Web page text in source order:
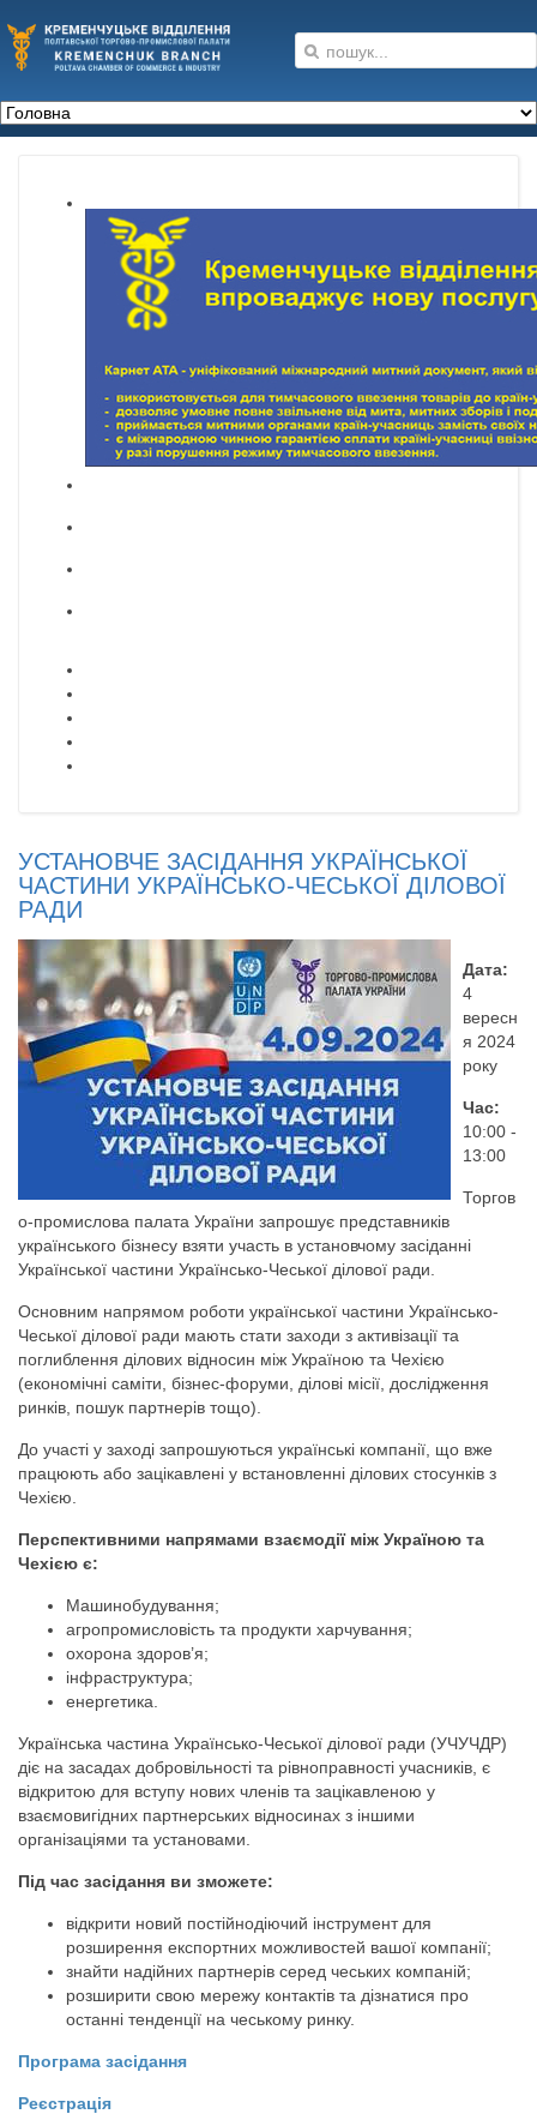
УСТАНОВЧЕ ЗАСІДАННЯ УКРАЇНСЬКОЇ
ЧАСТИНИ УКРАЇНСЬКО-ЧЕСЬКОЇ ДІЛОВОЇ
РАДИ
Дата:
4
вересн
я 2024
року
Час:
10:00 -
13:00
Торгов
о-промислова палата України запрошує представників
українського бізнесу взяти участь в установчому засіданні
Української частини Українсько-Чеської ділової ради.
Основним напрямом роботи української частини Українсько-
Чеської ділової ради мають стати заходи з активізації та
поглиблення ділових відносин між Україною та Чехією
(економічні саміти, бізнес-форуми, ділові місії, дослідження
ринків, пошук партнерів тощо).
До участі у заході запрошуються українські компанії, що вже
працюють або зацікавлені у встановленні ділових стосунків з
Чехією.
Перспективними напрямами взаємодії між Україною та
Чехією є:
Машинобудування;
агропромисловість та продукти харчування;
охорона здоров’я;
інфраструктура;
енергетика.
Українська частина Українсько-Чеської ділової ради (УЧУЧДР)
діє на засадах добровільності та рівноправності учасників, є
відкритою для вступу нових членів та зацікавленою у
взаємовигідних партнерських відносинах з іншими
організаціями та установами.
Під час засідання ви зможете:
відкрити новий постійнодіючий інструмент для
розширення експортних можливостей вашої компанії;
знайти надійних партнерів серед чеських компаній;
розширити свою мережу контактів та дізнатися про
останні тенденції на чеському ринку.
Програма засідання
Реєстрація